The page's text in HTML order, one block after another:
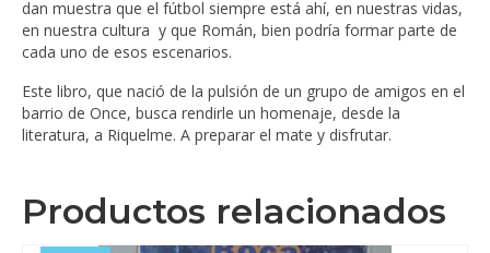
dan muestra que el fútbol siempre está ahí, en nuestras vidas,
en nuestra cultura y que Román, bien podría formar parte de
cada uno de esos escenarios.
Este libro, que nació de la pulsión de un grupo de amigos en el
barrio de Once, busca rendirle un homenaje, desde la
literatura, a Riquelme. A preparar el mate y disfrutar.
Productos relacionados